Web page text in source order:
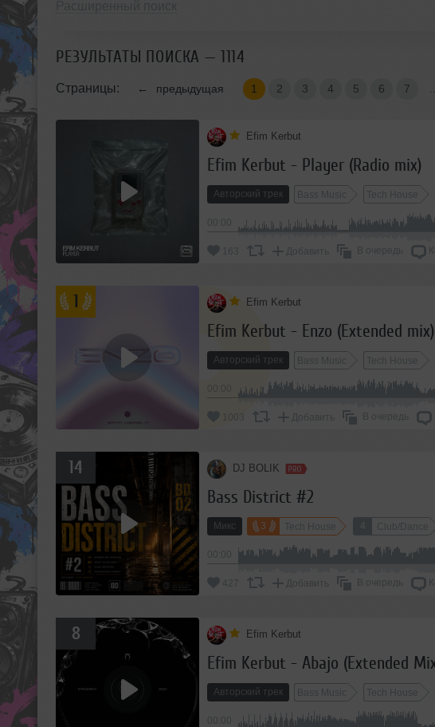
РЕЗУЛЬТАТЫ ПОИСКА — 1114
Страницы: ← предыдущая 1 2 3 4 5 6 7
Efim Kerbut
Efim Kerbut - Player (Radio mix)
Авторский трек Bass Music Tech House
00:00
163 Добавить В очередь
1 Efim Kerbut
Efim Kerbut - Enzo (Extended mix)
Авторский трек Bass Music Tech House
00:00
1003 Добавить В очередь
14 DJ BOLIK
Bass District #2
Микс 3 Tech House 4 Club/Dance
00:00
427 Добавить В очередь
8 Efim Kerbut
Efim Kerbut - Abajo (Extended
Авторский трек Bass Music Tech House
00:00